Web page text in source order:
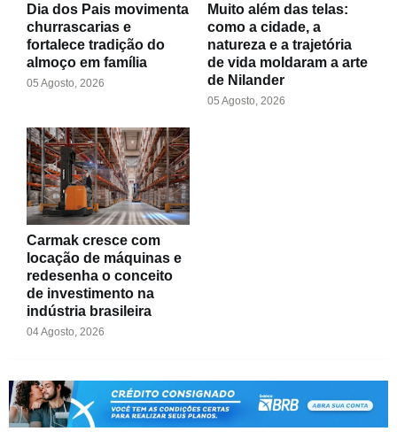
Dia dos Pais movimenta
churrascarias e
fortalece tradição do
almoço em família
05 Agosto, 2026
Muito além das telas:
como a cidade, a
natureza e a trajetória
de vida moldaram a arte
de Nilander
05 Agosto, 2026
Carmak cresce com
locação de máquinas e
redesenha o conceito
de investimento na
indústria brasileira
04 Agosto, 2026